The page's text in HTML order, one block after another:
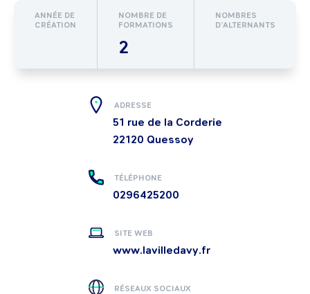
ANNÉE DE
CRÉATION
NOMBRE DE
FORMATIONS
2
NOMBRES
D’ALTERNANTS
ADRESSE
51 rue de la Corderie
22120 Quessoy
TÉLÉPHONE
0296425200
SITE WEB
www.lavilledavy.fr
RÉSEAUX SOCIAUX